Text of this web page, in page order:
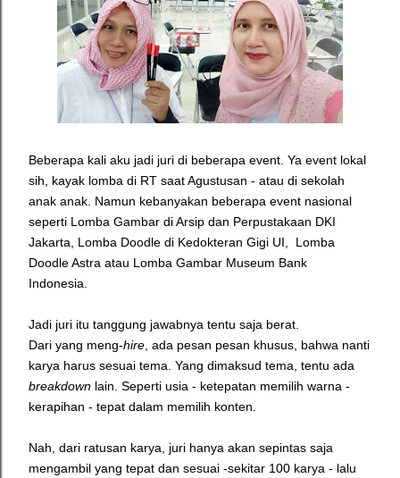
Beberapa kali aku jadi juri di beberapa event. Ya event lokal
sih, kayak lomba di RT saat Agustusan - atau di sekolah
anak anak. Namun kebanyakan beberapa event nasional
seperti Lomba Gambar di Arsip dan Perpustakaan DKI
Jakarta, Lomba Doodle di Kedokteran Gigi UI, Lomba
Doodle Astra atau Lomba Gambar Museum Bank
Indonesia.
Jadi juri itu tanggung jawabnya tentu saja berat.
Dari yang meng-hire , ada pesan pesan khusus, bahwa nanti
karya harus sesuai tema. Yang dimaksud tema, tentu ada
breakdown lain. Seperti usia - ketepatan memilih warna -
kerapihan - tepat dalam memilih konten.
Nah, dari ratusan karya, juri hanya akan sepintas saja
mengambil yang tepat dan sesuai -sekitar 100 karya - lalu